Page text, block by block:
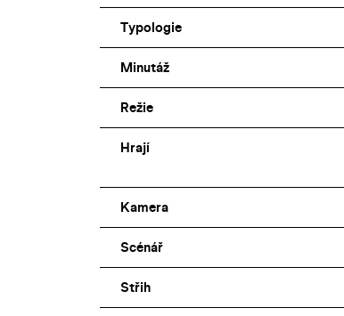
Typologie
Minutáž
Režie
Hrají
Kamera
Scénář
Střih